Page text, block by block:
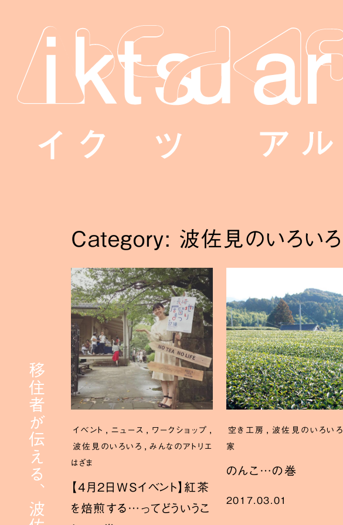
Category: 波佐見のいろいろ
イベント ニュース ワークショップ
波佐見のいろいろ
みんなのアトリエ
はざま
【4月2日WSイベント】紅茶
を焙煎する…ってどういうこ
空き工房 波佐見のいろいろ
家
のんこ…の巻
2017.03.01